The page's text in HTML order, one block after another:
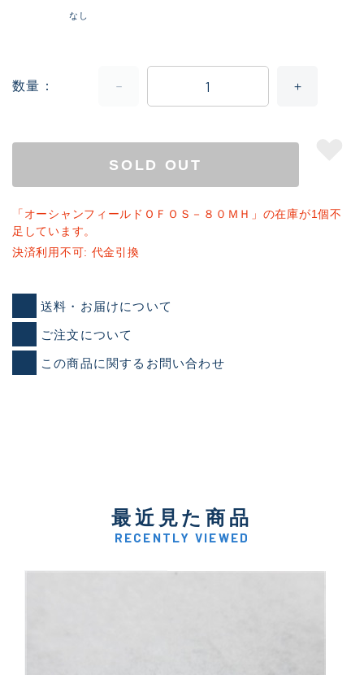
なし
数量
SOLD OUT
「オーシャンフィールドＯＦＯＳ－８０ＭＨ」の在庫が1個不
足しています。
決済利用不可: 代金引換
送料・お届けについて
ご注文について
この商品に関するお問い合わせ
最近見た商品
RECENTLY VIEWED